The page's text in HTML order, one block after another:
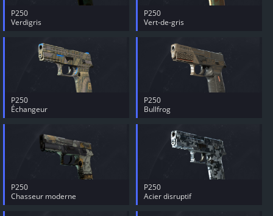
P250
Verdigris
P250
Vert-de-gris
P250
Échangeur
P250
Bullfrog
P250
Chasseur moderne
P250
Acier disruptif